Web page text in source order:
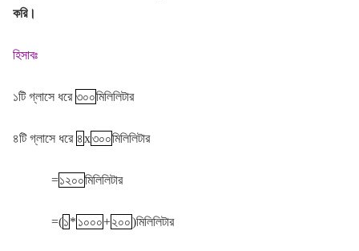
করি।
হিসাবঃ
১টি গ্লাসে ধরে ৩০০মিলিলিটার
৪টি গ্লাসে ধরে ৪x৩০০মিলিলিটার
=১২০০মিলিলিটার
=(১* ১০০০+২০০)মিলিলিটার